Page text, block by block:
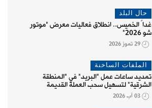
حال البلد
غداً الخميس.. انطلاق فعاليات معرض "موتور
شو 2026"
29 تموز 2026
الملفات الساخنة
تمديد ساعات عمل "البريد" في "المنطقة
الشرقية" لتسهيل سحب العملة القديمة
03 آب 2026